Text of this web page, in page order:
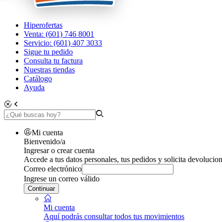
Hiperofertas
Venta: (601) 746 8001
Servicio: (601) 407 3033
Sigue tu pedido
Consulta tu factura
Nuestras tiendas
Catálogo
Ayuda
Mi cuenta
Bienvenido/a
Ingresar o crear cuenta
Accede a tus datos personales, tus pedidos y solicita
Correo electrónico
Ingrese un correo válido
Continuar
Mi cuenta
Aquí podrás consultar todos tus movimientos